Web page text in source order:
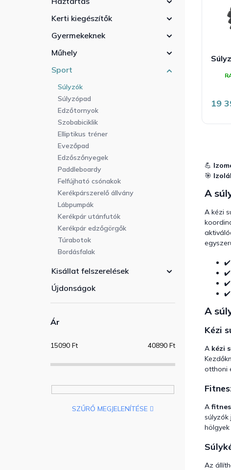
Kerti kiegészítők
Gyermekeknek
Műhely
Sport
Súlyzók
Súlyzópad
Edzőtornyok
Szobabiciklik
Elliptikus tréner
Evezőpad
Edzőszőnyegek
Paddleboardy
Felfújható csónakok
Kerékpárszerelő állvány
Lábpumpák
Kerékpár utánfutók
Kerékpár edzőgörgők
Túrabotok
Bordásfalak
Kisállat felszerelések
Újdonságok
Ár
15090 Ft 40890 Ft
SZŰRŐ MEGJELENÍTÉSE
19
💪
🎯
A
A kézi
✔️
✔️
✔️
✔️
A
Kézi
A kézi
otthoni
A
súlyzók
Az